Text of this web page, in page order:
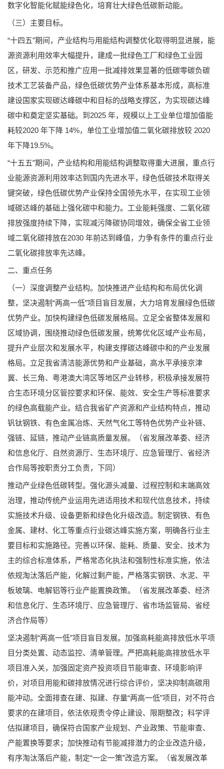
数字化智能化赋能绿色化，培育壮大绿色低碳新动能。
（三）主要目标。
“十四五”期间，产业结构与用能结构调整优化取得明显进展，能
源资源利用效率大幅提升，建成一批绿色工厂和绿色工业园
区，研发、示范和推广应用一批减排效果显著的低碳零碳负碳
技术工艺装备产品，绿色低碳优势产业体系基本形成，高标准
建设国家实现碳达峰碳中和目标的战略支撑区，为实现碳达峰
碳中和奠定坚实基础。到2025 年，规模以上工业单位增加值能
耗较2020 年下降 14%，单位工业增加值二氧化碳排放较 2020
年下降19.5%。
“十五五”期间，产业结构和用能结构调整取得重大进展，重点行
业能源资源利用效率达到国内先进水平，绿色低碳技术取得关
键突破，绿色低碳优势产业保持全国领先水平，在实现工业领
域碳达峰的基础上强化碳中和能力。工业能耗强度、二氧化碳
排放强度持续下降，实现减污降碳协同增效，确保全省工业领
域二氧化碳排放在2030 年前达到峰值，力争有条件的重点行业
二氧化碳排放率先达峰。
二、重点任务
（一）深度调整产业结构。加快推进产业结构和布局优化调
整，坚决遏制“两高一低”项目盲目发展，大力培育发展绿色低碳
优势产业。加快构建绿色低碳发展格局。立足全省整体发展和
区域协调，围绕推动绿色低碳发展，统筹优化区域产业布局，
提升产业层次和发展水平，构建支撑碳达峰碳中和的产业发展
格局。立足我省清洁能源优势和产业基础，高水平承接京津
冀、长三角、粤港澳大湾区等地区产业转移，积极承接发展符
合生态环境分区管控要求和环保、能效、安全生产等标准要求
的绿色高载能产业。结合我省矿产资源和产业结构特点，推动
钒钛钢铁、有色金属冶炼、天然气化工等特色优势产业补链、
强链、延链，推动产业链高质量发展。（省发展改革委、经济
和信息化厅、自然资源厅、生态环境厅、应急管理厅、省经济
合作局等按职责分工负责，下同）
推动产业绿色低碳转型。强化源头减量、过程控制和末端高效
治理，推动传统产业运用先进适用技术和现代信息技术，持续
实施技术升级、设备更新和绿色化升级改造。制定钢铁、有色
金属、建材、化工等重点行业碳达峰实施方案，明确各行业主
要目标和实施路径。完善以环保、能耗、质量、安全、技术为
主的综合标准体系，严格常态化执法和强制性标准实施，依法
依规淘汰落后产能，化解过剩产能，严格落实钢铁、水泥、平
板玻璃、电解铝等行业产能置换政策。（省发展改革委、经济
和信息化厅、生态环境厅、应急管理厅、省市场监管局、省经
济合作局等）
坚决遏制“两高一低”项目盲目发展。加强高耗能高排放低水平项
目分类处置、动态监控、清单管理。严把高耗能高排放低水平
项目准入关，加强固定资产投资项目节能审查、环境影响评
价，对项目用能和碳排放情况进行综合评价，坚决抑制高碳用
能冲动。全面排查在建、拟建、存量“两高一低”项目，对不符合
要求的在建项目，依法依规责令停止建设、限期整改；科学评
估拟建项目，确保符合国家产业规划、产业政策、节能审查、
产能置换等要求；加快推动有节能减排潜力的企业改造升级，
有序淘汰落后产能，制定“一企一策”改造方案。（省发展改革